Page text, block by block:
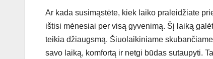
Ar kada susimąstėte, kiek laiko praleidžiate
ištisi mėnesiai per visą gyvenimą. Šį laiką
teikia džiaugsmą. Šiuolaikiniame
savo laiką, komfortą ir netgi būdas sutaupyti.